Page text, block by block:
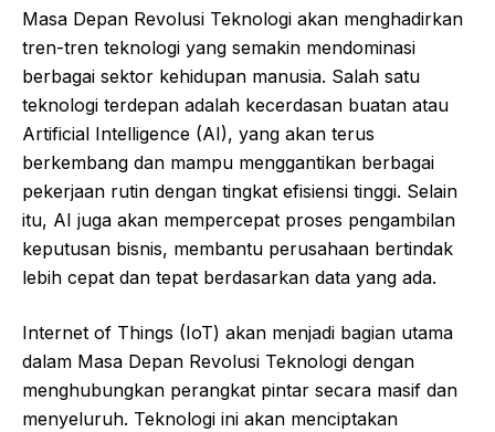
Masa Depan Revolusi Teknologi akan menghadirkan
tren-tren teknologi yang semakin mendominasi
berbagai sektor kehidupan manusia. Salah satu
teknologi terdepan adalah kecerdasan buatan atau
Artificial Intelligence (AI), yang akan terus
berkembang dan mampu menggantikan berbagai
pekerjaan rutin dengan tingkat efisiensi tinggi. Selain
itu, AI juga akan mempercepat proses pengambilan
keputusan bisnis, membantu perusahaan bertindak
lebih cepat dan tepat berdasarkan data yang ada.
Internet of Things (IoT) akan menjadi bagian utama
dalam Masa Depan Revolusi Teknologi dengan
menghubungkan perangkat pintar secara masif dan
menyeluruh. Teknologi ini akan menciptakan